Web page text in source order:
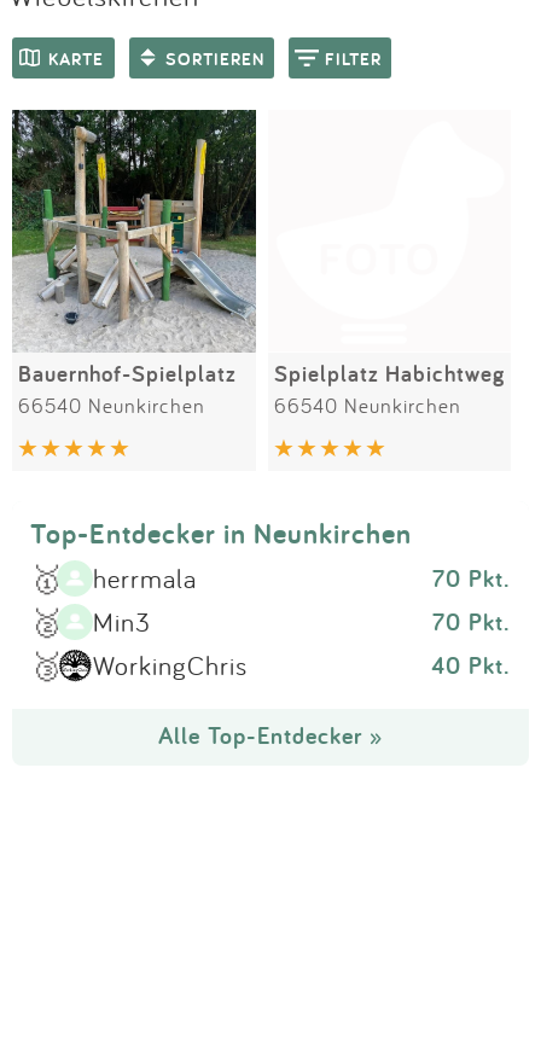
Anmelden
KARTE SORTIEREN FILTER
Bauernhof-Spielplatz
66540 Neunkirchen
Spielplatz Habichtweg
66540 Neunkirchen
Top-Entdecker in Neunkirchen
🥇 herrmala 70 Pkt.
🥈 Min3 70 Pkt.
🥉 WorkingChris 40 Pkt.
Alle Top-Entdecker »